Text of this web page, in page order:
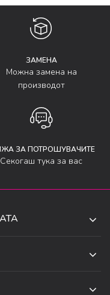
ЗАМЕНА
Можна замена на
производот
ЗА ПОТРОШУВАЧИТЕ
Секогаш тука за вас